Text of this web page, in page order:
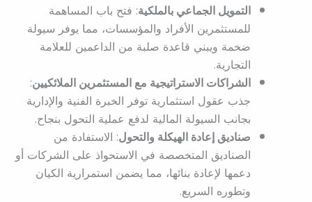
التمويل الجماعي بالملكية: فتح باب المساهمة
للمستثمرين الأفراد والمؤسسات، مما يوفر سيولة
ضخمة ويبني قاعدة صلبة من الداعمين للعلامة
التجارية.
الشراكات الاستراتيجية مع المستثمرين الملائكيين:
جذب عقول استثمارية توفر الخبرة الفنية والإدارية
بجانب السيولة المالية لدفع عملية التحول بنجاح.
صناديق إعادة الهيكلة والتحول: الاستفادة من
الصناديق المتخصصة في الاستحواذ على الشركات أو
دعمها لإعادة بنائها، مما يضمن استمرارية الكيان
وتطوره السريع.